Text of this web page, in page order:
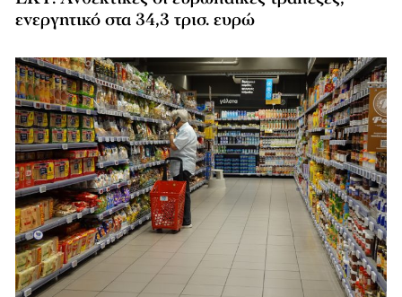
ενεργητικό στα 34,3 τρισ. ευρώ